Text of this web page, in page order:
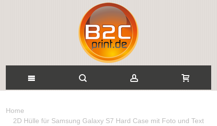
Home
2D Hülle für Samsung Galaxy S7 Hard Case mit Foto und Text